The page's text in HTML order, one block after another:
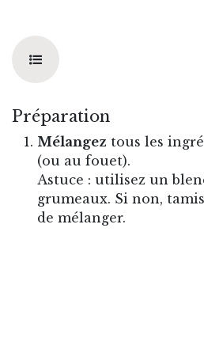
Préparation
Mélangez tous les
(ou au fouet).
Astuce : utilisez un
grumeaux. Si non,
de mélanger.